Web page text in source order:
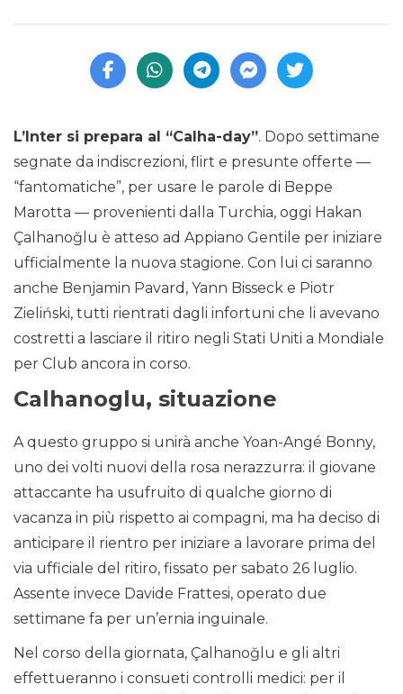
L’Inter si prepara al “Calha-day”. Dopo settimane
segnate da indiscrezioni, flirt e presunte offerte —
“fantomatiche”, per usare le parole di Beppe
Marotta — provenienti dalla Turchia, oggi Hakan
Çalhanoğlu è atteso ad Appiano Gentile per iniziare
ufficialmente la nuova stagione. Con lui ci saranno
anche Benjamin Pavard, Yann Bisseck e Piotr
Zieliński, tutti rientrati dagli infortuni che li avevano
costretti a lasciare il ritiro negli Stati Uniti a Mondiale
per Club ancora in corso.
Calhanoglu, situazione
A questo gruppo si unirà anche Yoan-Angé Bonny,
uno dei volti nuovi della rosa nerazzurra: il giovane
attaccante ha usufruito di qualche giorno di
vacanza in più rispetto ai compagni, ma ha deciso di
anticipare il rientro per iniziare a lavorare prima del
via ufficiale del ritiro, fissato per sabato 26 luglio.
Assente invece Davide Frattesi, operato due
settimane fa per un’ernia inguinale.
Nel corso della giornata, Çalhanoğlu e gli altri
effettueranno i consueti controlli medici: per il